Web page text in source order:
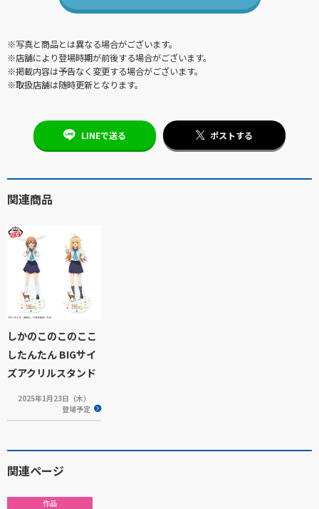
※写真と商品とは異なる場合がございます。
※店舗により登場時期が前後する場合がございます。
※掲載内容は予告なく変更する場合がございます。
※取扱店舗は随時更新となります。
LINEで送る ポストする
関連商品
しかのこのこのここ
したんたん BIGサイ
ズアクリルスタンド
2025年1月23日（木）
登場予定
関連ページ
作品